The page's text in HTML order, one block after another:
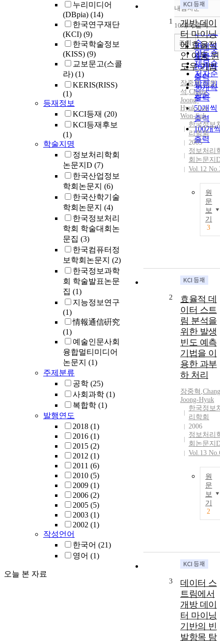
누리미디어
(DBpia) (14)
한국연구재단
(KCI) (9)
한국학술정보
(KISS) (9)
교보문고(스콜
라) (1)
KERIS(RISS)
(1)
등재정보
KCI등재 (20)
KCI등재후보
(1)
학술지명
정보처리학회
논문지D (7)
한국산업정보
학회논문지 (6)
한국산학기술
학회논문지 (4)
한국정보처리
학회 학술대회논
문집 (3)
한국컴퓨터정
보학회논문지 (2)
한국정보과학
회 학술발표논문
집 (1)
지능정보연구
(1)
情報通信硏究
(1)
예술인문사회
융합멀티미디어
논문지 (1)
주제분류
공학 (25)
사회과학 (1)
복합학 (1)
발행연도
2018 (1)
2016 (1)
2015 (2)
2012 (1)
2011 (6)
2010 (5)
2009 (1)
2006 (2)
2005 (5)
2003 (1)
2002 (1)
작성언어
한국어 (21)
영어 (1)
오늘 본 자료
정확도
순
인기도
순
연도순
제목순
저자순
발행기
관순
내림차순
내림차
10개씩 출력
10개씩
출력
20개씩
출력
30개씩
출력
50개씩
출력
100개
출력
조회
1
개방 데이
터 마이닝
에 효율적
인 이동 윈
도우 기법
장중혁,이원
석 ,Chang
Joong-
Hyuk,Lee
Won-Suk
한국정보
리학회
2005
정보처리
회논문지
Vol.12
원
문
보
기
3
2
효율적 데
이터 스트
림 분석을
위한 발생
빈도 예측
기법을 이
용한 과부
하 처리
장중혁 ,Chang
Joong-Hyuk
한국정보
리학회
2006
정보처리
회논문지
Vol.13
원
문
보
기
2
3
데이터 스
트림에서
개방 데이
터 마이닝
기반의 빈
발항목 탐